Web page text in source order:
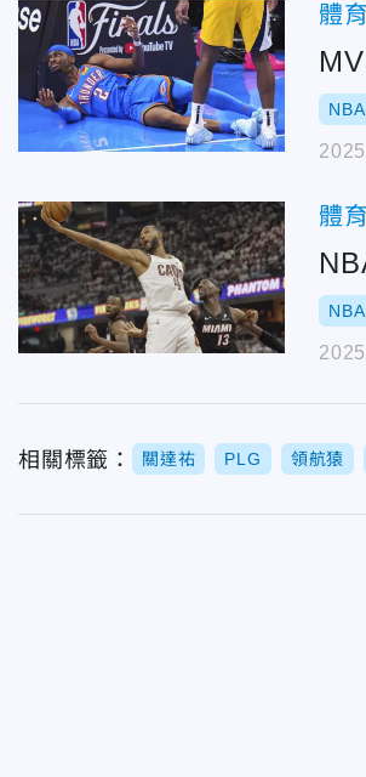
體育
NBA
體育
NBA
相關標籤： 關達祐 PLG 領航猿